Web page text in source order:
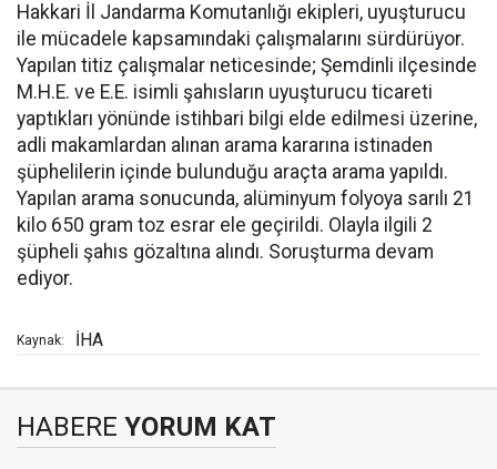
Hakkari İl Jandarma Komutanlığı ekipleri, uyuşturucu
ile mücadele kapsamındaki çalışmalarını sürdürüyor.
Yapılan titiz çalışmalar neticesinde; Şemdinli ilçesinde
M.H.E. ve E.E. isimli şahısların uyuşturucu ticareti
yaptıkları yönünde istihbari bilgi elde edilmesi üzerine,
adli makamlardan alınan arama kararına istinaden
şüphelilerin içinde bulunduğu araçta arama yapıldı.
Yapılan arama sonucunda, alüminyum folyoya sarılı 21
kilo 650 gram toz esrar ele geçirildi. Olayla ilgili 2
şüpheli şahıs gözaltına alındı. Soruşturma devam
ediyor.
Kaynak: İHA
HABERE YORUM KAT